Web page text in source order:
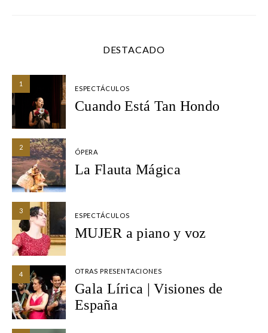
DESTACADO
1
ESPECTÁCULOS
Cuando Está Tan Hondo
2
ÓPERA
La Flauta Mágica
3
ESPECTÁCULOS
MUJER a piano y voz
4 OTRAS PRESENTACIONES
Gala Lírica | Visiones de
España